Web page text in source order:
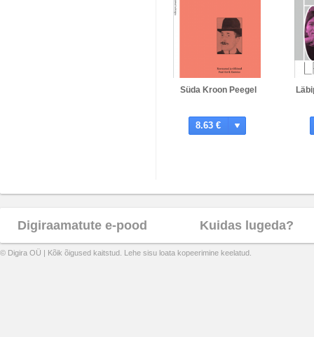
Süda Kroon Peegel
8.63 €
Digiraamatute e-pood Kuidas lugeda?
© Digira OÜ | Kõik õigused kaitstud. Lehe sisu loata kopeerimine keelatud.